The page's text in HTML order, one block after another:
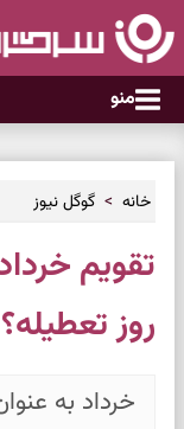
منو
خانه گوگل نیوز
تقویم
روز
خرداد به